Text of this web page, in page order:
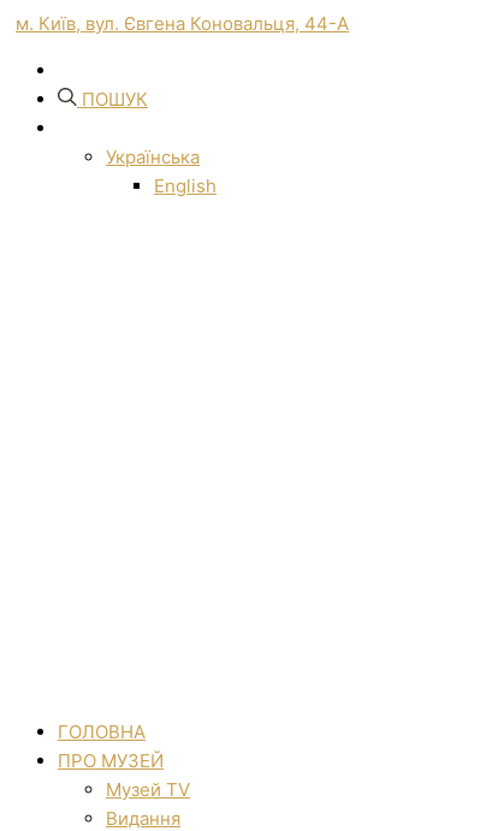
м. Київ, вул. Євгена Коновальця, 44-А
ПОШУК
Українська
English
ГОЛОВНА
ПРО МУЗЕЙ
Музей TV
Видання